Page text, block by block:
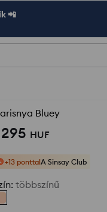
📲
Bluey
295 HUF
+13 ponttalA Sinsay Club
: többszínű